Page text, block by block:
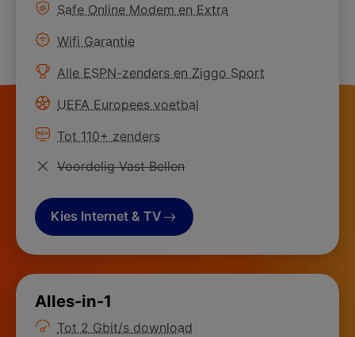
Meer informatie over
Safe Online Modem en Extra
Meer informatie over
Wifi Garantie
Meer informatie over
Alle ESPN-zenders en Ziggo Sport
Meer informatie over
UEFA Europees voetbal
Meer informatie over
Tot 110+ zenders
Niet van toepassing
Voordelig Vast Bellen
Kies Internet & TV
Alles-in-1
Meer informatie over
Tot 2 Gbit/s download